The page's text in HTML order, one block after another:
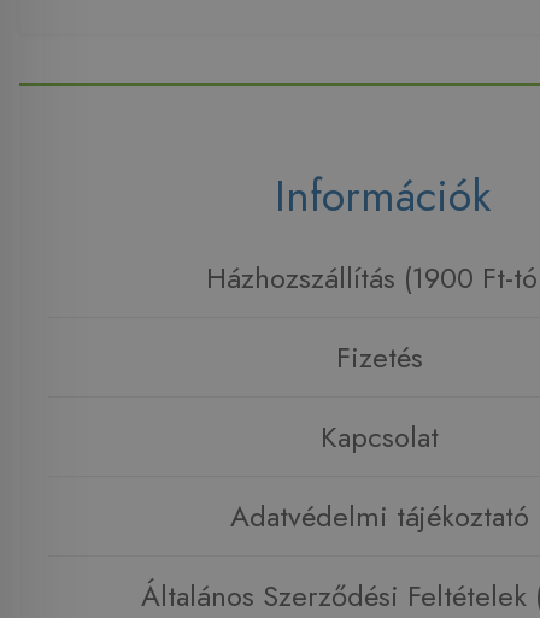
Információk
Házhozszállítás (1900 Ft-
Fizetés
Kapcsolat
Adatvédelmi tájékoztató
Általános Szerződési Feltételek